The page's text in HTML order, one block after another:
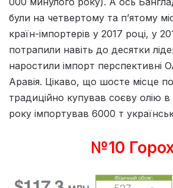
були на четвертому та п’ятому
країн-імпортерів у 2017 році, у
потрапили навіть до десятки
наростили імпорт перспективні
Аравія. Цікаво, що шосте місце
традиційно купував соєву олію
року імпортував 6000 т
№10